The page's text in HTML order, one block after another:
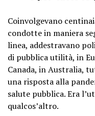
Coinvolgevano
condotte in maniera
linea, addestravano
di pubblica utilità, in
Canada, in Australia,
una risposta alla
salute pubblica. Era
qualcos’altro.